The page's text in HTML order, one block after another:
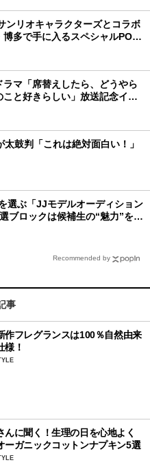
ンリオキャラクターズとコラボ
博多で手に入るスペシャルPOP-
ラマ「席替えしたら、どうやら
と好きらしい」放送記念イン
んが可愛く見えたんです」
太鼓判「これは絶対面白い！」
選ぶ「JJモデルオーディション
ブロックは候補生の“魅力”を重
わります
Recommended by
事
作フレグランスは100％自然由来
様！
んに聞く！生理の日を心地よく
ーガニックコットンナプキン5選